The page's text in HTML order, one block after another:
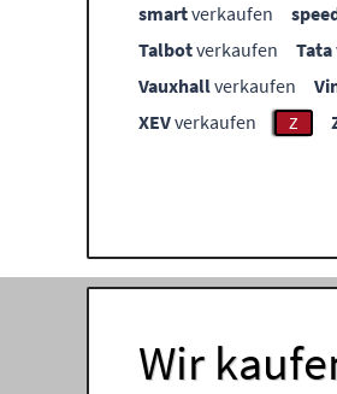
smartverkaufen
Talbotverkaufen Tata
Vauxhallverkaufen
XEVverkaufen Z
Wir